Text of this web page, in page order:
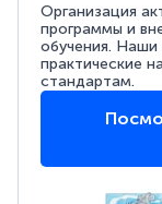
Организация
программы и
обучения. Наши
практические
стандартам.